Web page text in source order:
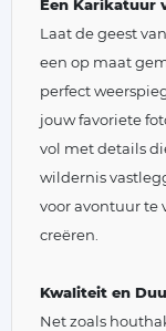
Een Karikatuur
Laat de geest
een op maat
perfect
jouw favoriete
vol met details
wildernis
voor avontuur te
creëren.
Kwaliteit en
Net zoals